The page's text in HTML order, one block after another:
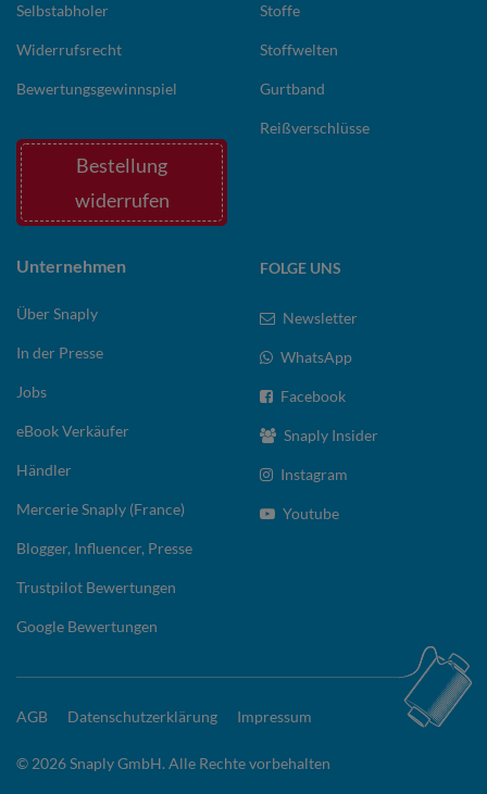
Selbstabholer
Widerrufsrecht
Bewertungsgewinnspiel
Bestellung
widerrufen
Stoffe
Stoffwelten
Gurtband
Reißverschlüsse
Unternehmen
Über Snaply
In der Presse
Jobs
eBook Verkäufer
Händler
Mercerie Snaply (France)
Blogger, Influencer, Presse
Trustpilot Bewertungen
Google Bewertungen
FOLGE UNS
Newsletter
WhatsApp
Facebook
Snaply Insider
Instagram
Youtube
AGB Datenschutzerklärung Impressum
© 2026 Snaply GmbH. Alle Rechte vorbehalten